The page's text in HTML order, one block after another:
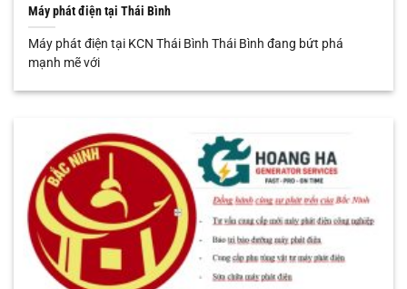
Máy phát điện tại Thái Bình
Máy phát điện tại KCN Thái Bình Thái Bình đang bứt phá
mạnh mẽ với